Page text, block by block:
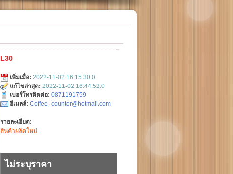
L30
เพิ่มเมื่อ: 2022-11-02 16:15:30.0
แก้ไขล่าสุด: 2022-11-02 16:44:52.0
เบอร์โทรติดต่อ: 0871191759
อีเมลล์: Coffee_counter@hotmail.com
รายละเอียด:
สินค้าผลิตใหม่
ไม่ระบุราคา